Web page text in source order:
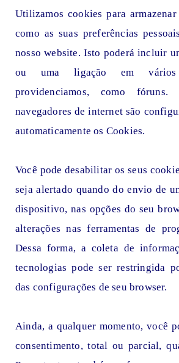
Utilizamos cookies para
como as suas preferências
nosso website. Isto poderá incluir
ou uma ligação em vários
providenciamos, como
navegadores de internet são
automaticamente os Cookies.
Você pode desabilitar os seus
seja alertado quando do envio de
dispositivo, nas opções do seu
alterações nas ferramentas de
Dessa forma, a coleta de
tecnologias pode ser restringida
das configurações de seu browser.
Ainda, a qualquer momento, você
consentimento, total ou parcial,